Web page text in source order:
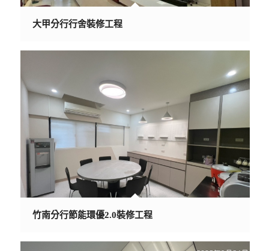
大甲分行行舍裝修工程
竹南分行節能環優2.0裝修工程